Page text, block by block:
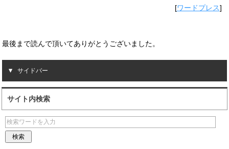
[ワードプレス]
最後まで読んで頂いてありがとうございました。
サイドバー
サイト内検索